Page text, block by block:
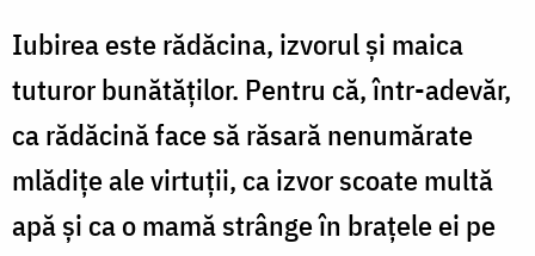
Iubirea este rădăcina, izvorul şi maica
tuturor bunătăţilor. Pentru că, într-adevăr,
ca rădăcină face să răsară nenumărate
mlădiţe ale virtuţii, ca izvor scoate multă
apă şi ca o mamă strânge în braţele ei pe